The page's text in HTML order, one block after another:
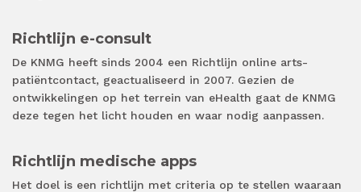
Richtlijn e-consult
De KNMG heeft sinds 2004 een Richtlijn online arts-
patiëntcontact, geactualiseerd in 2007. Gezien de
ontwikkelingen op het terrein van eHealth gaat de KNMG
deze tegen het licht houden en waar nodig aanpassen.
Richtlijn medische apps
Het doel is een richtlijn met criteria op te stellen waaraan